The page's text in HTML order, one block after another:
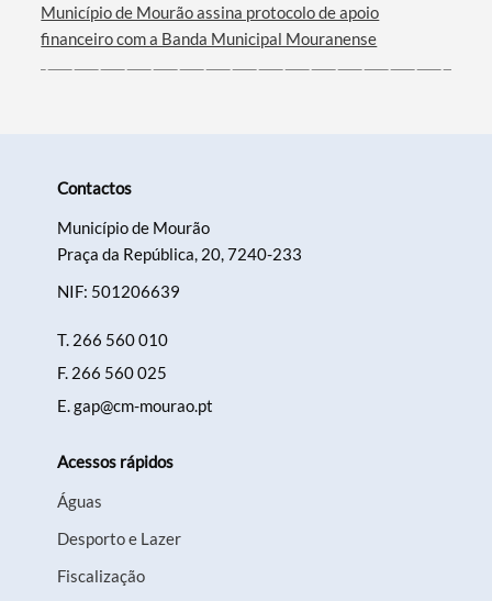
Município de Mourão assina protocolo de apoio
financeiro com a Banda Municipal Mouranense
Contactos
Município de Mourão
Praça da República, 20, 7240-233
NIF: 501206639
T. 266 560 010
F. 266 560 025
E.gap@cm-mourao.pt
Acessos rápidos
Águas
Desporto e Lazer
Fiscalização